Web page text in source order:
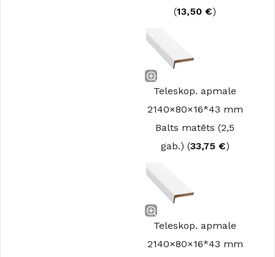
(13,50 €)
Teleskop. apmale
2140×80×16*43 mm
Balts matēts (2,5
gab.) (33,75 €)
Teleskop. apmale
2140×80×16*43 mm